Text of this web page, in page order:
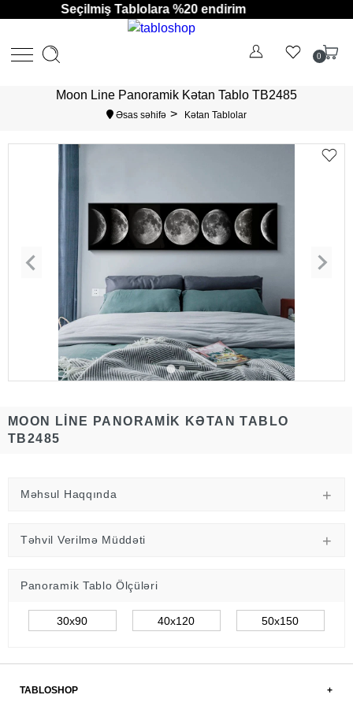
Seçilmiş Tablolara %20 endirim
0
Moon Line Panoramik Kətan Tablo TB2485
Əsas səhifə Kətan Tablolar
MOON LINE PANORAMIK KƏTAN TABLO
TB2485
Məhsul Haqqında
Təhvil Verilmə Müddəti
Panoramik Tablo Ölçüləri
30x90 40x120 50x150
TABLOSHOP